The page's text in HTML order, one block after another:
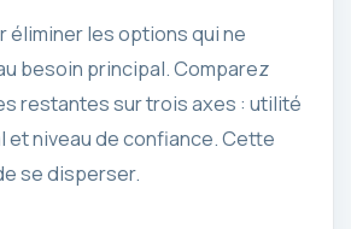
éliminer les options qui ne
besoin principal. Comparez
restantes sur trois axes : utilité
et niveau de confiance. Cette
se disperser.